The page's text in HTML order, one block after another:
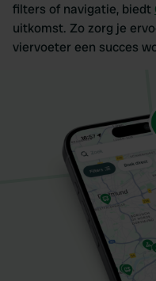
filters of navigatie, biedt
uitkomst. Zo zorg je
viervoeter een succes